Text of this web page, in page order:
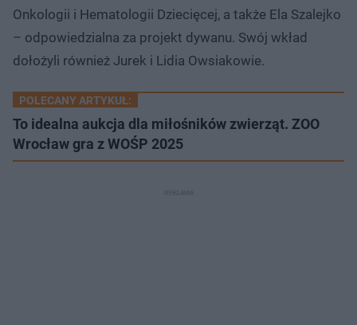
Onkologii i Hematologii Dziecięcej, a także Ela Szalejko
– odpowiedzialna za projekt dywanu. Swój wkład
dołożyli również Jurek i Lidia Owsiakowie.
POLECANY ARTYKUŁ:
To idealna aukcja dla miłośników zwierząt. ZOO
Wrocław gra z WOŚP 2025